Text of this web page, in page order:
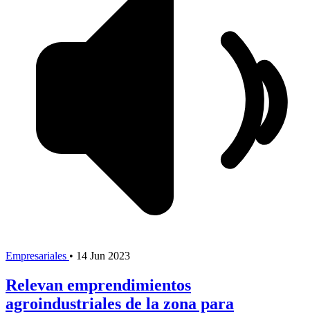
Empresariales • 14 Jun 2023
Relevan emprendimientos
agroindustriales de la zona para